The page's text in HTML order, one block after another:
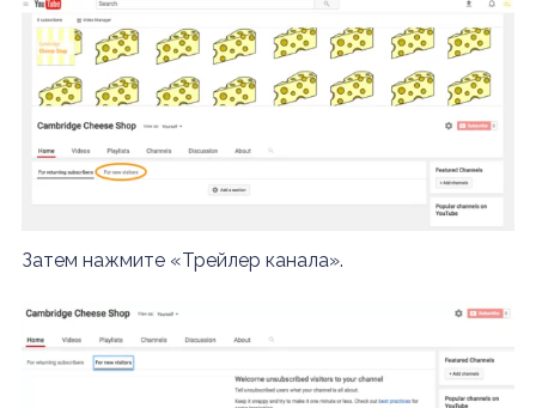
Затем нажмите «Трейлер канала».